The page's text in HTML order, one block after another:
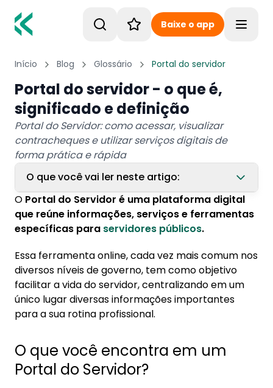
Baixe o app
Início Blog Glossário Portal do servidor
Portal do servidor - o que é,
significado e definição
Portal do Servidor: como acessar, visualizar
contracheques e utilizar serviços digitais de
forma prática e rápida
O que você vai ler neste artigo:
1. O que você encontra em um Portal do
Servidor?
3. Como encontrar o contracheque no Portal
do Servidor?
O Portal do Servidor é uma plataforma digital
que reúne informações, serviços e ferramentas
específicas para servidores públicos.
Essa ferramenta online, cada vez mais comum nos
diversos níveis de governo, tem como objetivo
facilitar a vida do servidor, centralizando em um
único lugar diversas informações importantes
para a sua rotina profissional.
O que você encontra em um
Portal do Servidor?